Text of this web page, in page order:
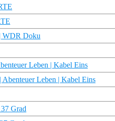
WDR Doku
Leben | Kabel Eins
Leben | Kabel Eins
Grad